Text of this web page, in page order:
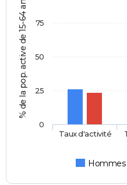
% de la pop. active de 15-64 ans
Hommes
Taux d'activité
0
25
50
75